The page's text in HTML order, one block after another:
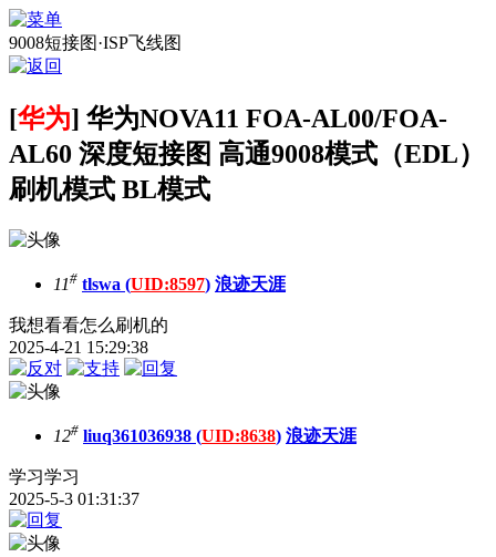
9008短接图·ISP飞线图
[华为] 华为NOVA11 FOA-AL00/FOA-
AL60 深度短接图 高通9008模式（EDL）
刷机模式 BL模式
11# tlswa (UID:8597) 浪迹天涯
我想看看怎么刷机的
2025-4-21 15:29:38
12# liuq361036938 (UID:8638) 浪迹天涯
学习学习
2025-5-3 01:31:37